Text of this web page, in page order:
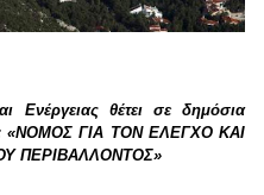
Ενέργειας θέτει σε δημόσια
«ΝΟΜΟΣ ΓΙΑ ΤΟΝ ΕΛΕΓΧΟ ΚΑΙ
ΠΕΡΙΒΑΛΛΟΝΤΟΣ»